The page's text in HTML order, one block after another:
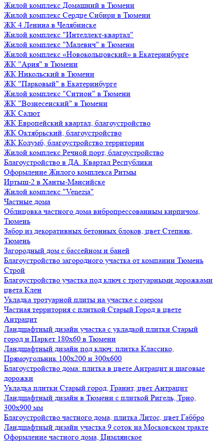
Жилой комплекс Домашний в Тюмени
Жилой комплекс Сердце Сибири в Тюмени
ЖК 4 Ленина в Челябинске
Жилой комплекс "Интеллект-квартал"
Жилой комплекс "Малевич" в Тюмени
Жилой комплекс «Новокольцовский» в Екатеринбурге
ЖК "Ария" в Тюмени
ЖК Никольский в Тюмени
ЖК "Парковый" в Екатеринбурге
Жилой комплекс "Ситион" в Тюмени
ЖК "Вознесенский" в Тюмени
ЖК Салют
ЖК Европейский квартал, благоустройство
ЖК Октябрьский, благоустройство
ЖК Колумб, благоустройство территории
Жилой комплекс Речной порт, благоустройство
Благоустройство в ДА. Квартал Республики
Оформление Жилого комплекса Ритмы
Иртыш-2 в Ханты-Мансийске
Жилой комплекс "Venezia"
Частные дома
Облицовка частного дома вибропрессованным кирпичом,
Тюмень
Забор из декоративных бетонных блоков, цвет Степняк,
Тюмень
Загородный дом с бассейном и баней
Благоустройство загородного участка от компании Тюмень
Строй
Благоустройство участка под ключ с тротуарными дорожками
цвета Клен
Укладка тротуарной плиты на участке с озером
Частная территория с плиткой Старый Город в цвете
Антрацит
Ландшафтный дизайн участка с укладкой плитки Старый
город и Паркет 180х60 в Тюмени
Ландшафтный дизайн под ключ: плитка Классико,
Прямоугольник 100х200 и 300х600
Благоустройство дома: плитка в цвете Антрацит и шаговые
дорожки
Укладка плитки Старый город, Гранит, цвет Антрацит
Ландшафтный дизайн в Тюмени с плиткой Ригель, Трио,
300х900 мм
Благоустройство частного дома, плитка Литос, цвет Габбро
Ландшафтный дизайн участка 9 соток на Московском тракте
Оформление частного дома, Цимлянское